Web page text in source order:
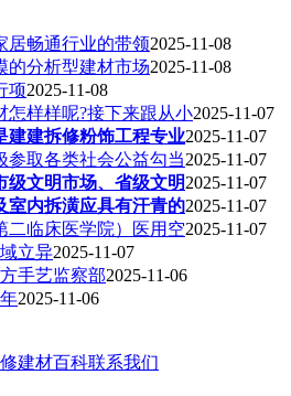
居畅通行业的带领2025-11-08
的分析型建材市场2025-11-08
项2025-11-08
怎样样呢?接下来跟从小2025-11-07
建建拆修粉饰工程专业2025-11-07
参取各类社会公益勾当2025-11-07
级文明市场、省级文明2025-11-07
室内拆潢应具有汗青的2025-11-07
二临床医学院）医用空2025-11-07
立异2025-11-07
手艺监察部2025-11-06
2025-11-06
建材百科联系我们